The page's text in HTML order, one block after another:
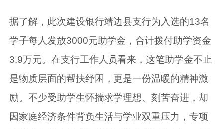
据了解，此次建设银行靖边县支行为入选的13名
学子每人发放3000元助学金，合计拨付助学资金
3.9万元。在支行工作人员看来，这笔助学金不止
是物质层面的帮扶纾困，更是一份温暖的精神激
励。不少受助学生怀揣求学理想、刻苦奋进，却
因家庭经济条件背负生活与学业双重压力，专项